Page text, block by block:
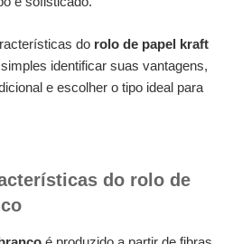
do rolo de papel kraft
identificar suas vantagens,
e escolher o tipo ideal para
do rolo de